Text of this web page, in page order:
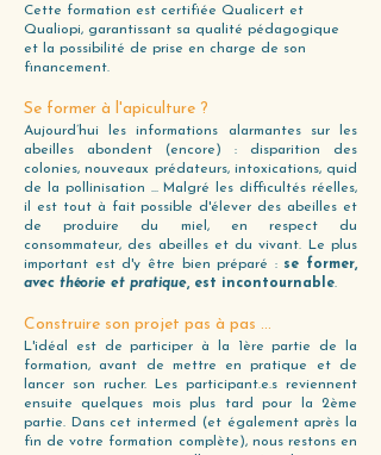
Cette formation est certifiée Qualicert et
Qualiopi, garantissant sa qualité pédagogique
et la possibilité de prise en charge de son
financement.
Se former à l'apiculture ?
Aujourd’hui les informations alarmantes sur les
abeilles abondent (encore) : disparition des
colonies, nouveaux prédateurs, intoxications, quid
de la pollinisation ... Malgré les difficultés réelles,
il est tout à fait possible d'élever des abeilles et
de produire du miel, en respect du
consommateur, des abeilles et du vivant. Le plus
important est d'y être bien préparé : se former,
avec théorie et pratique, est incontournable.
Construire son projet pas à pas ...
L'idéal est de participer à la 1ère partie de la
formation, avant de mettre en pratique et de
lancer son rucher. Les participant.e.s reviennent
ensuite quelques mois plus tard pour la 2ème
partie. Dans cet intermed (et également après la
fin de votre formation complète), nous restons en